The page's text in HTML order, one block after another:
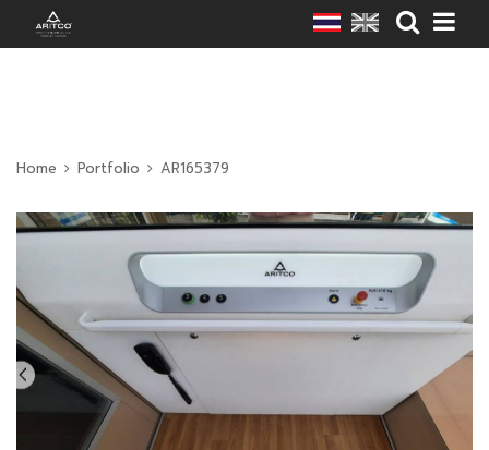
Home Portfolio AR165379